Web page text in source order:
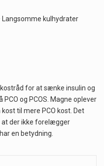
kulhydrater
kostråd for at sænke insulin og
og PCOS. Magne oplever
til mere PCO kost. Det
at der ikke forelægger
en betydning.